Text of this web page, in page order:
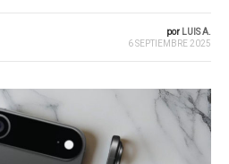
por LUIS A.
6 SEPTIEMBRE 2025